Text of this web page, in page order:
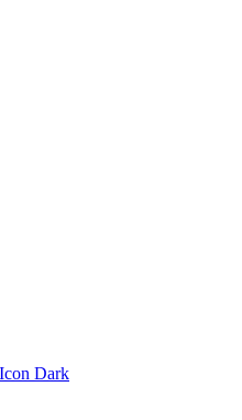
Dark